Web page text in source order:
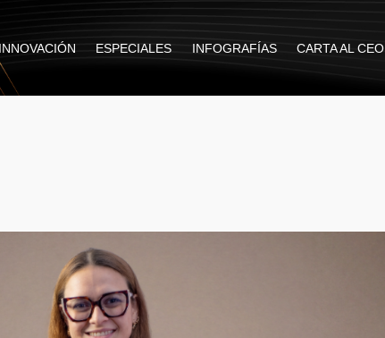
INNOVACIÓN ESPECIALES INFOGRAFÍAS CARTA AL CEO